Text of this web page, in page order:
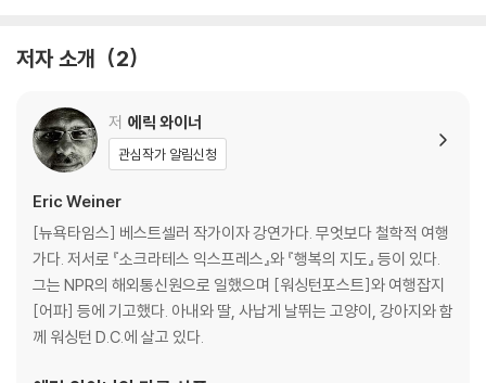
9 공자처럼 친절을 베푸는 법
3부 황혼
11 니체처럼 후회하지 않는 법
12 에픽테토스처럼 역경에 대처하는 법
13 보부아르처럼 늙어가는 법
14 몽테뉴처럼 죽는 법
나오는 말: 도착
저자 소개 2
저 에릭 와이너
관심작가 알림신청
Eric Weiner
[뉴욕타임스] 베스트셀러 작가이자 강연가다. 무엇보다 철학적 여행
가다. 저서로 『소크라테스 익스프레스』와 『행복의 지도』 등이 있다.
그는 NPR의 해외통신원으로 일했으며 [워싱턴포스트]와 여행잡지
[어파] 등에 기고했다. 아내와 딸, 사납게 날뛰는 고양이, 강아지와 함
께 워싱턴 D.C.에 살고 있다.